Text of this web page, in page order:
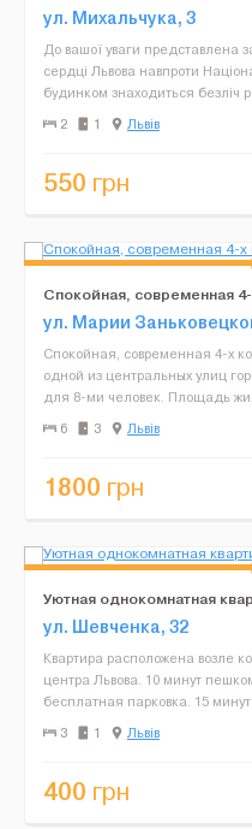
ул. Михальчука, 3
До вашої уваги представлена
сердці Львова навпроти
будинком знаходиться безліч
ресторанів, музеїв, 3 хвилини
2 1 Львів
550 грн
Спокойная, современная
ул. Марии
Спокойная, современная 4-х
одной из центральных улиц
для 8-ми человек. Площадь
Расположение очень
6 3 Львів
1800 грн
Уютная однокомнатная
ул. Шевченка, 32
Квартира расположена возле
центра Львова. 10 минут
бесплатная парковка. 15
Львова. Квартира расположена
3 1 Львів
400 грн